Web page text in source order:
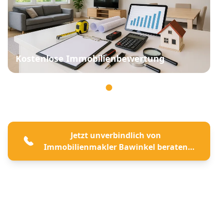
Kostenlose Immobilienbewertung
Jetzt unverbindlich von
Immobilienmakler Bawinkel beraten
lassen